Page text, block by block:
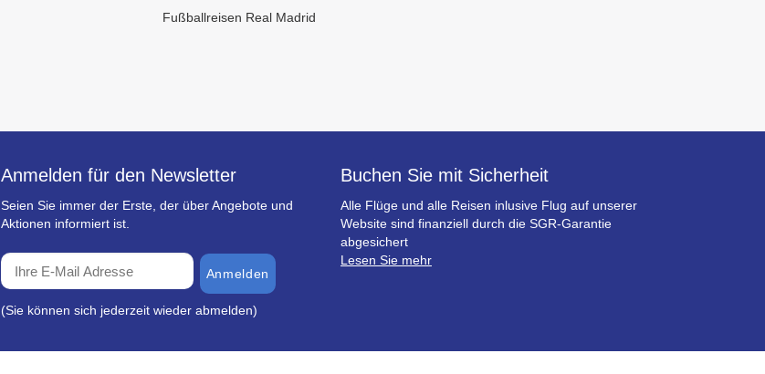
Fußballreisen Real Madrid
Anmelden für den Newsletter
Seien Sie immer der Erste, der über Angebote und
Aktionen informiert ist.
Anmelden
(Sie können sich jederzeit wieder abmelden)
Buchen Sie mit Sicherheit
Alle Flüge und alle Reisen inlusive Flug auf unserer
Website sind finanziell durch die SGR-Garantie
abgesichert
Lesen Sie mehr